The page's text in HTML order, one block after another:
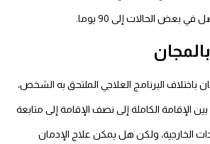
البرنامج العلاجي الملتحق به الشخص،
الكاملة إلى نصف الإقامة إلى متابعة
ولكن هل يمكن علاج الإدمان